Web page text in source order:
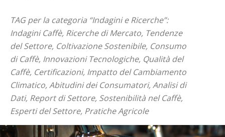
TAG per la categoria “Indagini e Ricerche”:
Indagini Caffè, Ricerche di Mercato, Tendenze
del Settore, Coltivazione Sostenibile, Consumo
di Caffè, Innovazioni Tecnologiche, Qualità del
Caffè, Certificazioni, Impatto del Cambiamento
Climatico, Abitudini dei Consumatori, Analisi di
Dati, Report di Settore, Sostenibilità nel Caffè,
Esperti del Settore, Pratiche Agricole